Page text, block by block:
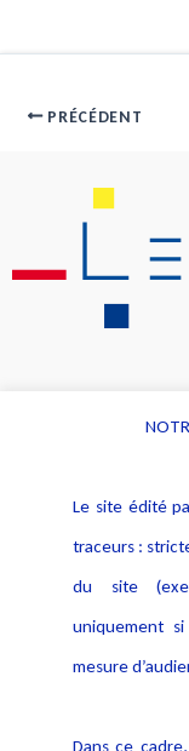
PRÉCÉDENT
Alerte
Déclaration
Notice Légale
Politique de
données
Le site édité
traceurs :
du site
uniquement
mesure
Dans ce